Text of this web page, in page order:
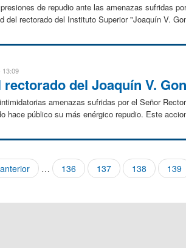
de repudio ante las amenazas sufridas
del rectorado del Instituto Superior "Joaquín V.
13:09
del Joaquín V.
amenazas sufridas por el Señor
hace público su más enérgico repudio. Este
… 136 137 138 139